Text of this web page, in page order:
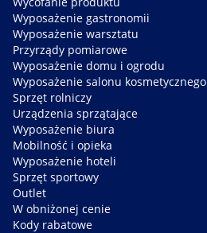
Wyposażenie gastronomii
Wyposażenie warsztatu
Przyrządy pomiarowe
Wyposażenie domu i ogrodu
Wyposażenie salonu kosmetycznego
Sprzęt rolniczy
Urządzenia sprzątające
Wyposażenie biura
Mobilność i opieka
Wyposażenie hoteli
Sprzęt sportowy
Outlet
W obniżonej cenie
Kody rabatowe